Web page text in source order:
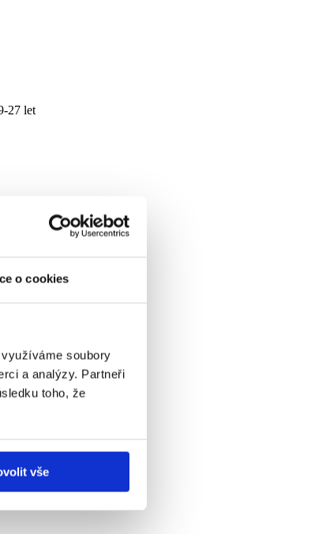
o cookies
soubory
a analýzy. Partneři
toho, že
vše
27 let